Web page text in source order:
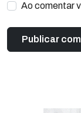
Ao comentar